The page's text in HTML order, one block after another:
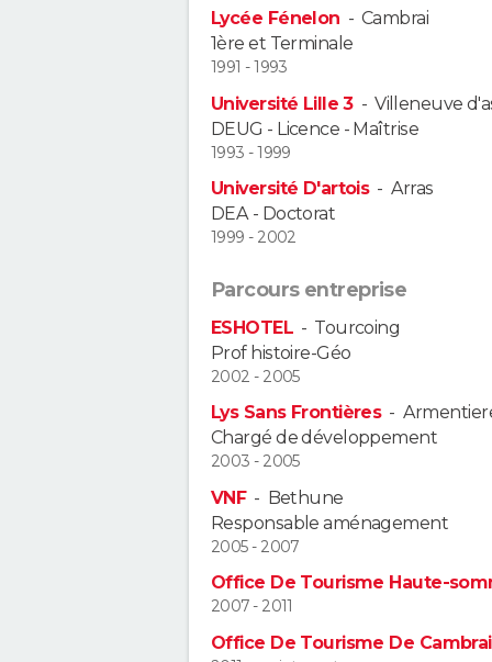
Lycée Fénelon - Cambrai
1ère et Terminale
1991 - 1993
Université Lille 3-Villeneuve
DEUG - Licence - Maîtrise
1993 - 1999
Université D'artois- Arras
DEA - Doctorat
1999 - 2002
Parcours entreprise
ESHOTEL - Tourcoing
Prof histoire-Géo
2002 - 2005
Lys Sans Frontières-
Chargé de développement
2003 - 2005
VNF- Bethune
Responsable aménagement
2005 - 2007
Office De Tourisme Haute-
2007 - 2011
Office De Tourisme De Cambrai